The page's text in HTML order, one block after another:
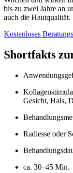
bis zu zwei Jahre an
auch die Hautqualität.
Kostenloses
Shortfakts
Gesicht, Hals,
Radiesse oder
ca. 30–45 Min.